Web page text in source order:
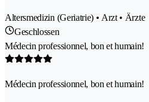
Altersmedizin (Geriatrie) • Arzt • Ärzte
Geschlossen
Médecin professionnel, bon et humain!
Médecin professionnel, bon et humain!